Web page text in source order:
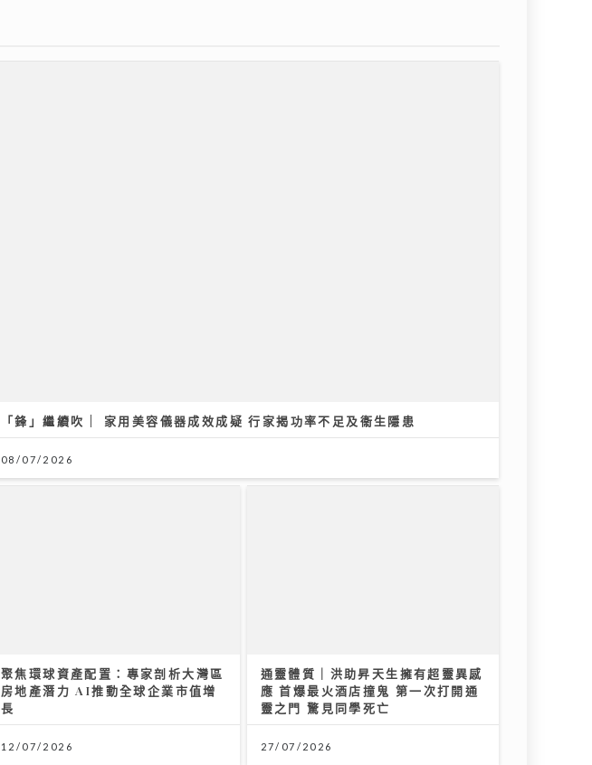
「鋒」繼續吹 | 家用美容儀器成效成疑 行家揭功率不足及衞生隱患
08/07/2026
聚焦環球資產配置：專家剖析大灣區
房地產潛力 AI推動全球企業市值增
長
12/07/2026
通靈體質｜洪助昇天生擁有超靈異感
應 首爆最火酒店撞鬼 第一次打開通
靈之門 驚見同學死亡
27/07/2026